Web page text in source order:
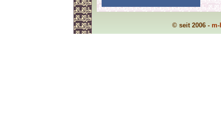
© seit 2006 -